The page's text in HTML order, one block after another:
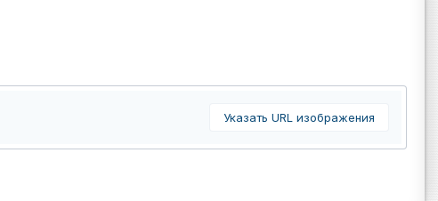
Указать URL изображения